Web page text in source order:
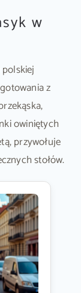
w
z
owiniętych
przywołuje
stołów.